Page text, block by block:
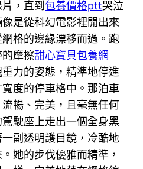
，直到包養價格ptt哭泣
是從科幻電影裡開出來
格的邊緣漂移而過。跑
摩擦甜心寶貝包養網
力的姿態，精準地停進
度的停車格中。那泊車
暢、完美，且毫無任何
駛座上走出一個全身黑
副透明護目鏡，冷酷地
她的步伐優雅而精準，